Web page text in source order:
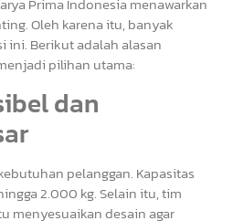
Prima Indonesia menawarkan
Oleh karena itu, banyak
ini. Berikut adalah alasan
pilihan utama:
dan
pelanggan. Kapasitas
2.000 kg. Selain itu, tim
menyesuaikan desain agar